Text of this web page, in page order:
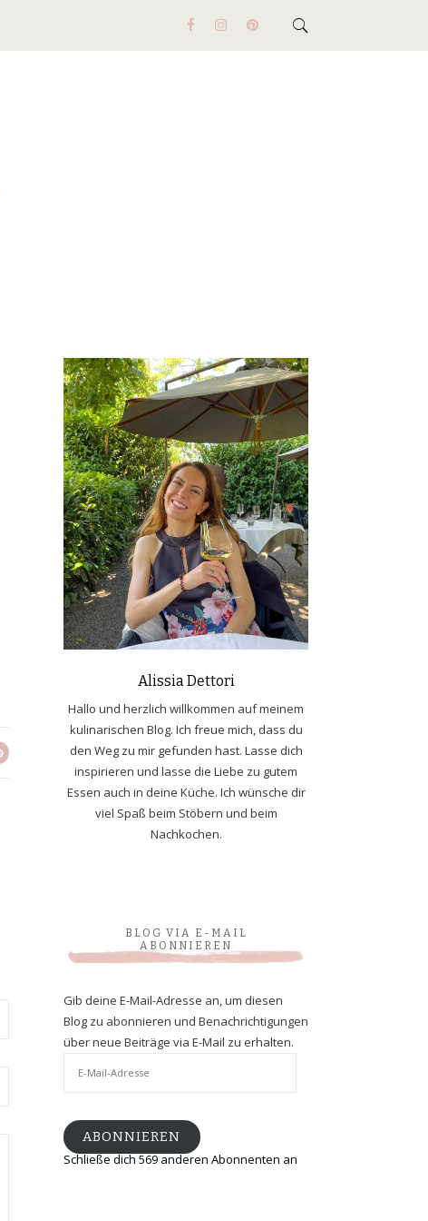
Alissia Dettori
Hallo und herzlich willkommen auf meinem
kulinarischen Blog. Ich freue mich, dass du
den Weg zu mir gefunden hast. Lasse dich
inspirieren und lasse die Liebe zu gutem
Essen auch in deine Küche. Ich wünsche dir
viel Spaß beim Stöbern und beim
Nachkochen.
BLOG VIA E-MAIL
ABONNIEREN
Gib deine E-Mail-Adresse an, um diesen
Blog zu abonnieren und Benachrichtigungen
über neue Beiträge via E-Mail zu erhalten.
ABONNIEREN
Schließe dich 569 anderen Abonnenten an